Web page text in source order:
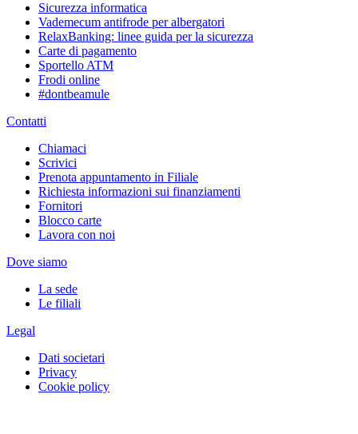
Sicurezza informatica
Vademecum antifrode per albergatori
RelaxBanking: linee guida per la sicurezza
Carte di pagamento
Sportello ATM
Frodi online
#dontbeamule
Contatti
Chiamaci
Scrivici
Prenota appuntamento in Filiale
Richiesta informazioni sui finanziamenti
Fornitori
Blocco carte
Lavora con noi
Dove siamo
La sede
Le filiali
Legal
Dati societari
Privacy
Cookie policy